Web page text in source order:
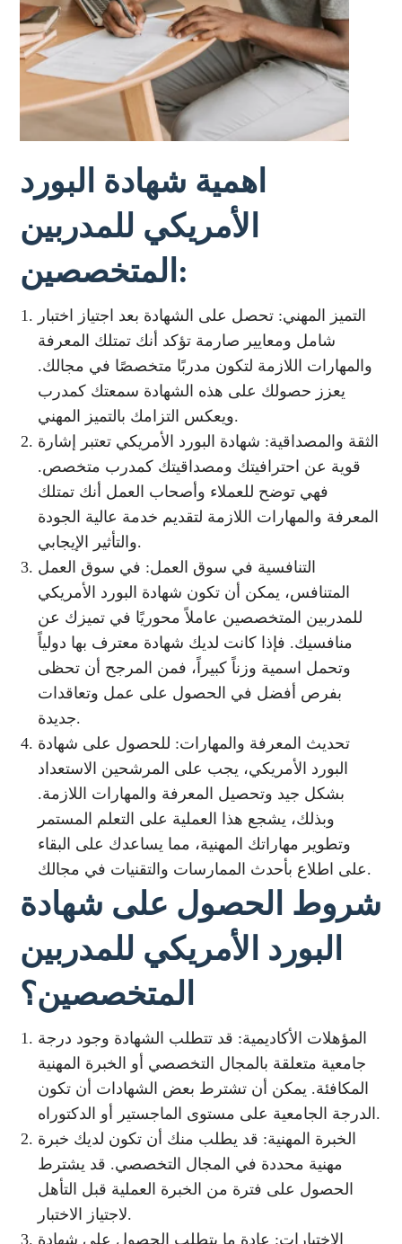
اهمية شهادة البورد
الأمريكي للمدربين
المتخصصين:
التميز المهني: تحصل على الشهادة بعد اجتياز اختبار
شامل ومعايير صارمة تؤكد أنك تمتلك المعرفة
والمهارات اللازمة لتكون مدربًا متخصصًا في مجالك.
يعزز حصولك على هذه الشهادة سمعتك كمدرب
ويعكس التزامك بالتميز المهني.
الثقة والمصداقية: شهادة البورد الأمريكي تعتبر إشارة
قوية عن احترافيتك ومصداقيتك كمدرب متخصص.
فهي توضح للعملاء وأصحاب العمل أنك تمتلك
المعرفة والمهارات اللازمة لتقديم خدمة عالية الجودة
والتأثير الإيجابي.
التنافسية في سوق العمل: في سوق العمل
المتنافس، يمكن أن تكون شهادة البورد الأمريكي
للمدربين المتخصصين عاملاً محوريًا في تميزك عن
منافسيك. فإذا كانت لديك شهادة معترف بها دولياً
وتحمل اسمية وزناً كبيراً، فمن المرجح أن تحظى
بفرص أفضل في الحصول على عمل وتعاقدات
جديدة.
تحديث المعرفة والمهارات: للحصول على شهادة
البورد الأمريكي، يجب على المرشحين الاستعداد
بشكل جيد وتحصيل المعرفة والمهارات اللازمة.
وبذلك، يشجع هذا العملية على التعلم المستمر
وتطوير مهاراتك المهنية، مما يساعدك على البقاء
على اطلاع بأحدث الممارسات والتقنيات في مجالك.
شروط الحصول على شهادة
البورد الأمريكي للمدربين
المتخصصين؟
المؤهلات الأكاديمية: قد تتطلب الشهادة وجود درجة
جامعية متعلقة بالمجال التخصصي أو الخبرة المهنية
المكافئة. يمكن أن تشترط بعض الشهادات أن تكون
الدرجة الجامعية على مستوى الماجستير أو الدكتوراه.
الخبرة المهنية: قد يطلب منك أن تكون لديك خبرة
مهنية محددة في المجال التخصصي. قد يشترط
الحصول على فترة من الخبرة العملية قبل التأهل
لاجتياز الاختبار.
الاختبارات: عادة ما يتطلب الحصول على شهادة